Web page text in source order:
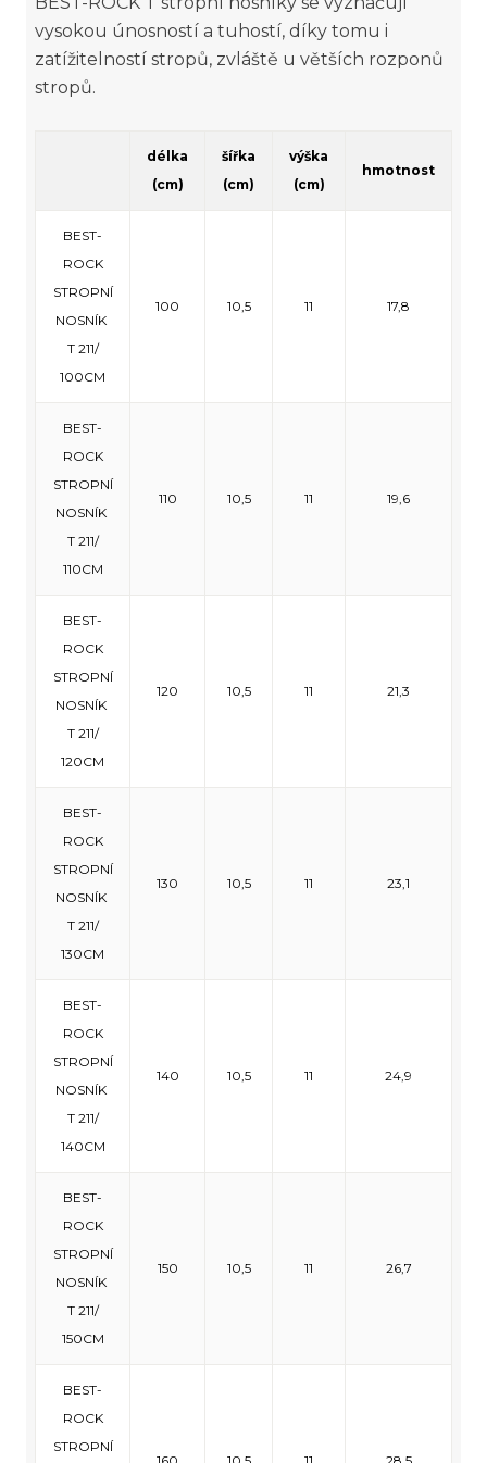
vysokou únosností a tuhostí, díky tomu i
zatížitelností stropů, zvláště u větších rozponů
stropů.
délka
(cm)
šířka
(cm)
výška
(cm)
hmotnost
BEST-
ROCK
STROPNÍ
NOSNÍK
T 211/
100CM
100 10,5 11 17,8
BEST-
ROCK
STROPNÍ
NOSNÍK
T 211/
110CM
110 10,5 11 19,6
BEST-
ROCK
STROPNÍ
NOSNÍK
T 211/
120CM
120 10,5 11 21,3
BEST-
ROCK
STROPNÍ
NOSNÍK
T 211/
130CM
130 10,5 11 23,1
BEST-
ROCK
STROPNÍ
NOSNÍK
T 211/
140CM
140 10,5 11 24,9
BEST-
ROCK
STROPNÍ
NOSNÍK
T 211/
150CM
150 10,5 11 26,7
BEST-
ROCK
STROPNÍ